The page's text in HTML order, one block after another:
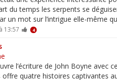
du temps les serpents se
un mot sur l’intrigue elle-même
13:57 4
l’écriture de John Boyne avec
offre quatre histoires captivantes